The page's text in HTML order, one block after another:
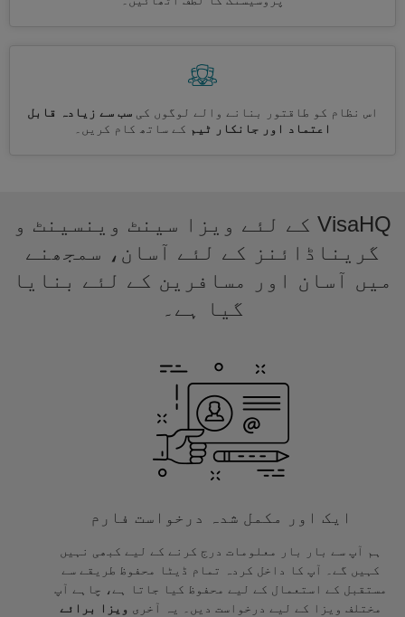
اس نظام کو طاقتور بنانے والے لوگوں کی سب سے زیادہ قابل
اعتماد اور جانکار ٹیم کے ساتھ کام کریں۔
VisaHQ کے لئے ویزا سینٹ وینسینٹ و
گریناڈائنز کے لئے آسان، سمجھنے
میں آسان اور مسافرین کے لئے بنایا
گیا ہے۔
ایک اور مکمل شدہ درخواست فارم
ہم آپ سے بار بار معلومات درج کرنے کے لیے کبھی نہیں
کہیں گے۔ آپ کا داخل کردہ تمام ڈیٹا محفوظ طریقے سے
مستقبل کے استعمال کے لیے محفوظ کیا جاتا ہے، چاہے آپ
مختلف ویزا کے لیے درخواست دیں۔ یہ آخری ویزا برائے